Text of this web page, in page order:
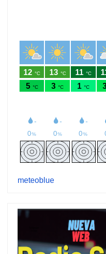
meteoblue